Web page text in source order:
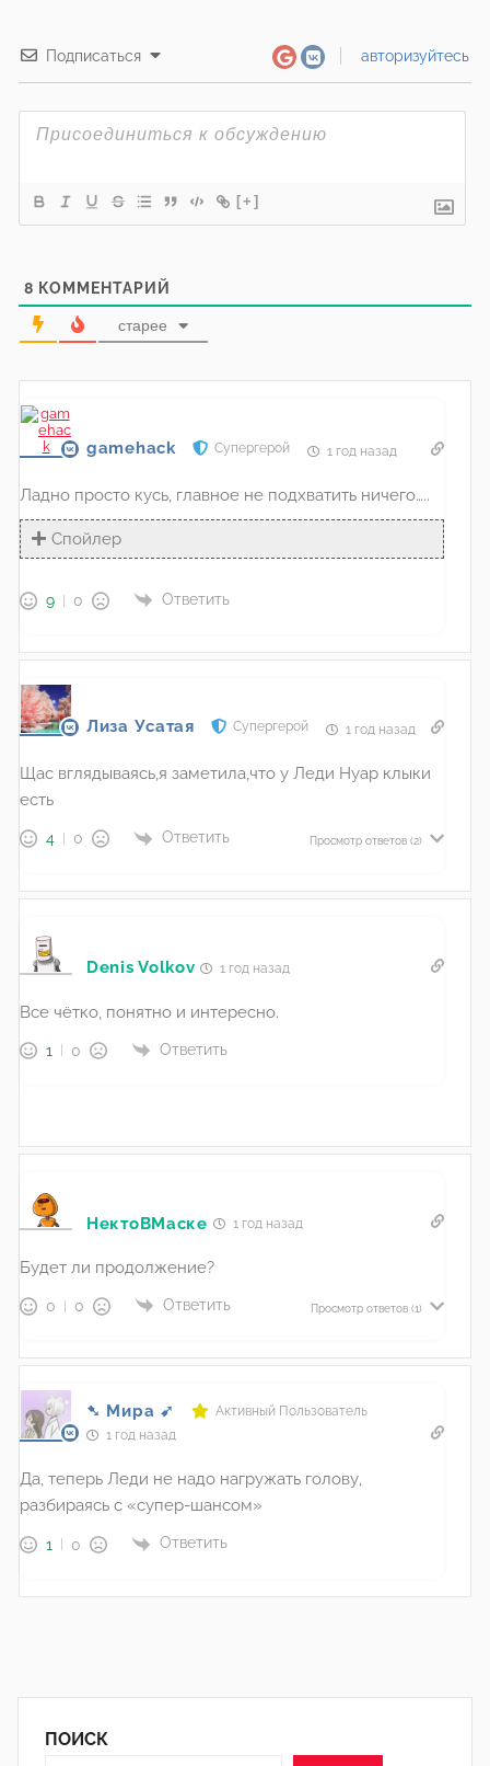
Подписаться авторизуйтесь
[+]
8 КОММЕНТАРИЙ
старее
gamehack Супергерой 1 год назад
Ладно просто кусь, главное не подхватить ничего…..
Спойлер
9 0 Ответить
Лиза Усатая Супергерой 1 год назад
Щас вглядываясь,я заметила,что у Леди Нуар клыки
есть
4 0 Ответить Просмотр ответов (2)
Denis Volkov 1 год назад
Все чётко, понятно и интересно.
1 0 Ответить
НектоВМаске 1 год назад
Будет ли продолжение?
0 0 Ответить Просмотр ответов (1)
➷ Мира ➹
Активный Пользователь
1 год назад
Да, теперь Леди не надо нагружать голову,
разбираясь с «супер-шансом»
1 0 Ответить
ПОИСК